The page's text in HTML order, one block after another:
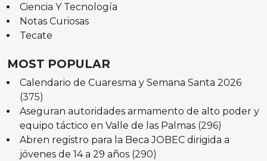
Ciencia Y Tecnología
Notas Curiosas
Tecate
MOST POPULAR
Calendario de Cuaresma y Semana Santa 2026
(375)
Aseguran autoridades armamento de alto poder y
equipo táctico en Valle de las Palmas (296)
Abren registro para la Beca JOBEC dirigida a
jóvenes de 14 a 29 años (290)